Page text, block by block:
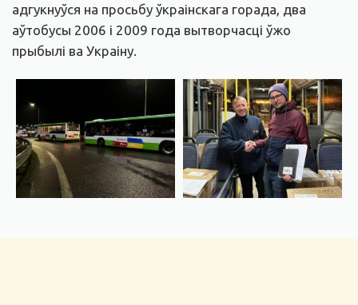
адгукнуўся на просьбу ўкраінскага горада, два
аўтобусы 2006 і 2009 года вытворчасці ўжо
прыбылі ва Украіну.